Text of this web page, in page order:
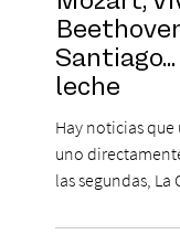
leche
Hay noticias que
uno
las segundas, La
Después de